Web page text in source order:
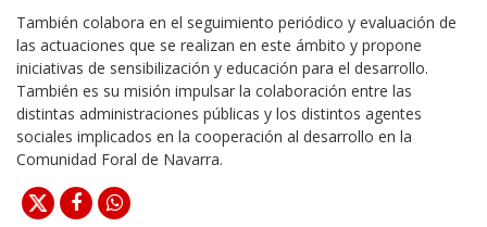
También colabora en el seguimiento periódico y evaluación de
las actuaciones que se realizan en este ámbito y propone
iniciativas de sensibilización y educación para el desarrollo.
También es su misión impulsar la colaboración entre las
distintas administraciones públicas y los distintos agentes
sociales implicados en la cooperación al desarrollo en la
Comunidad Foral de Navarra.